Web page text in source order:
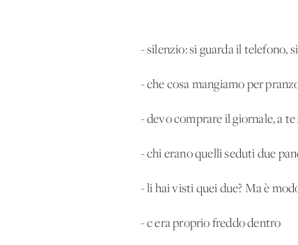
- silenzio: si guarda il telefono,
- che cosa mangiamo per
- devo comprare il giornale, a te
- chi erano quelli seduti due
- li hai visti quei due? Ma è
- c'era proprio freddo dentro